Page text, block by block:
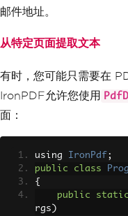
邮件地址。
从特定页面提取文本
有时，您可能只需要在
IronPDF允许您使用
面：
using IronPdf ;
public
class
{
public
static
rgs )